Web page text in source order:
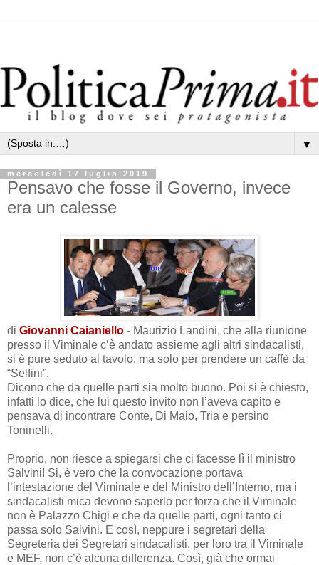
▼
mercoledì 17 luglio 2019
Pensavo che fosse il Governo, invece
era un calesse
di Giovanni Caianiello - Maurizio Landini, che alla riunione
presso il Viminale c’è andato assieme agli altri sindacalisti,
si è pure seduto al tavolo, ma solo per prendere un caffè da
“Selfini”.
Dicono che da quelle parti sia molto buono. Poi si è chiesto,
infatti lo dice, che lui questo invito non l’aveva capito e
pensava di incontrare Conte, Di Maio, Tria e persino
Toninelli.
Proprio, non riesce a spiegarsi che ci facesse lì il ministro
Salvini! Si, è vero che la convocazione portava
l’intestazione del Viminale e del Ministro dell’Interno, ma i
sindacalisti mica devono saperlo per forza che il Viminale
non è Palazzo Chigi e che da quelle parti, ogni tanto ci
passa solo Salvini. E così, neppure i segretari della
Segreteria dei Segretari sindacalisti, per loro tra il Viminale
e MEF, non c’è alcuna differenza. Così, già che ormai